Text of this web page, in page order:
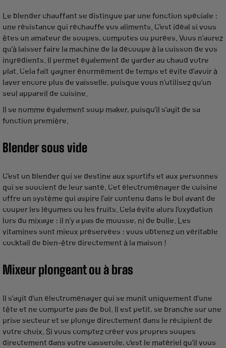
Le blender chauffant se distingue par une fonction spéciale :
une résistance qui réchauffe vos aliments. C’est idéal si vous
êtes un amateur de soupes, compotes ou purées. Vous n’aurez
qu’à laisser faire la machine de la découpe à la cuisson de vos
ingrédients. Il permet également de garder au chaud votre
plat. Cela fait gagner énormément de temps et évite d’avoir à
laver encore plus de vaisselle, puisque vous n’utilisez qu’un
seul appareil de cuisine.
Il se nomme également soup maker, puisqu’il s’agit de sa
fonction première.
Blender sous vide
C’est un blender qui se destine aux sportifs et aux personnes
qui se soucient de leur santé. Cet électroménager de cuisine
offre un système qui aspire l’air contenu dans le bol avant de
couper les légumes ou les fruits. Cela évite alors l’oxydation
lors du mixage : il n’y a pas de mousse, ni de bulle. Les
vitamines sont mieux préservées : vous obtenez un véritable
cocktail de bien-être directement à la maison !
Mixeur plongeant ou à bras
Il s’agit d’un électroménager qui se munit uniquement d’une
tête et ne comporte pas de bol. Il est petit, se branche sur une
prise secteur et se plonge directement dans le récipient de
votre choix. Si vous comptez créer vos propres soupes
directement dans votre casserole, c’est le matériel qu’il vous